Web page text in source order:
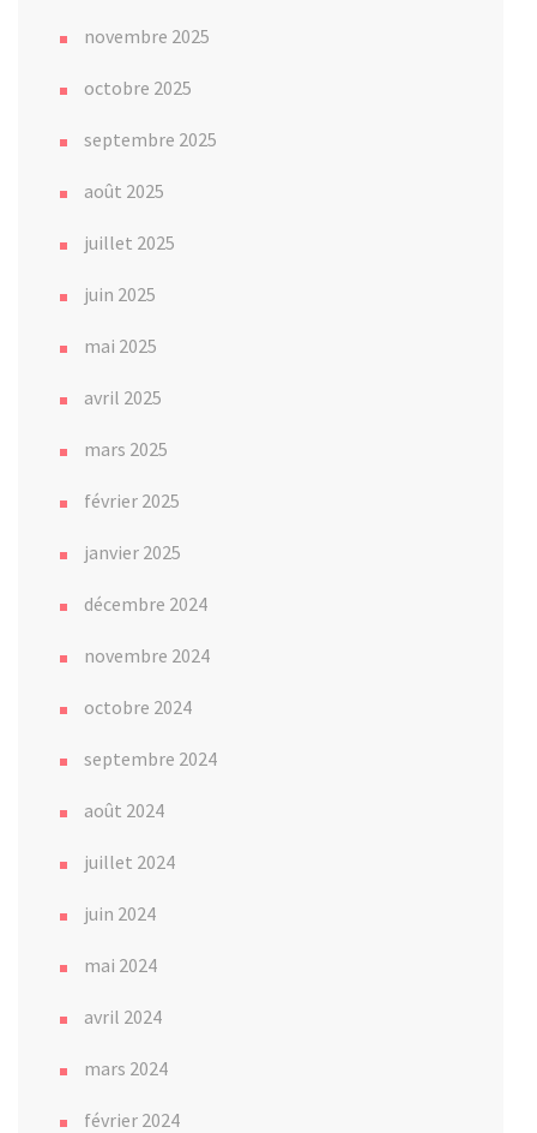
novembre 2025
octobre 2025
septembre 2025
août 2025
juillet 2025
juin 2025
mai 2025
avril 2025
mars 2025
février 2025
janvier 2025
décembre 2024
novembre 2024
octobre 2024
septembre 2024
août 2024
juillet 2024
juin 2024
mai 2024
avril 2024
mars 2024
février 2024